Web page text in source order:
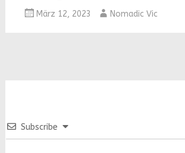
März 12, 2023 Nomadic Vic
Subscribe